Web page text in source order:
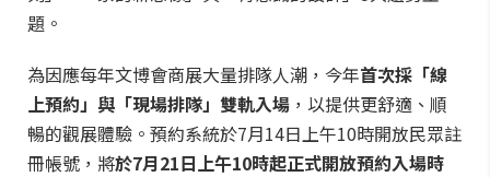
題。
為因應每年文博會商展大量排隊人潮，今年首次採「線
上預約」與「現場排隊」雙軌入場 ，以提供更舒適、順
暢的觀展體驗。預約系統於7月14日上午10時開放民眾註
冊帳號，將於7月21日上午10時起正式開放預約入場時